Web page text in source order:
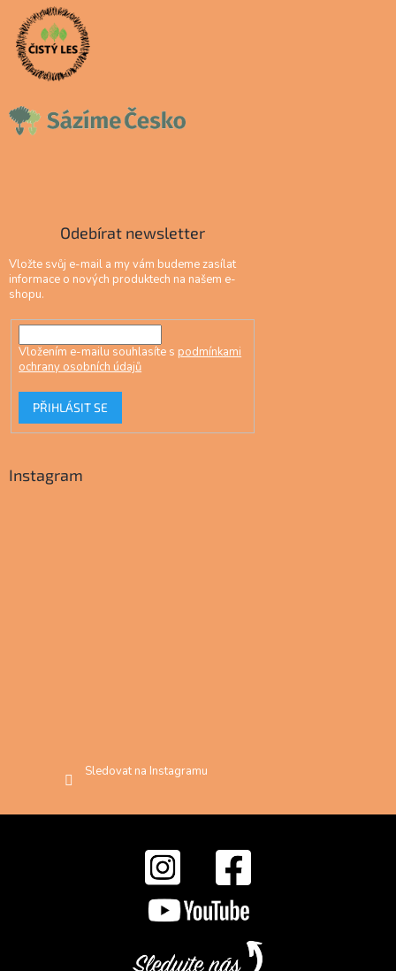
Odebírat newsletter
Vložte svůj e-mail a my vám budeme zasílat
informace o nových produktech na našem e-
shopu.
Vložením e-mailu souhlasíte s podmínkami
ochrany osobních údajů
PŘIHLÁSIT SE
Instagram
Sledovat na Instagramu